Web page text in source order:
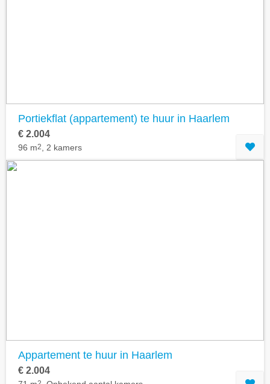
Portiekflat (appartement) te huur in Haarlem
€ 2.004
96 m2 , 2 kamers
Appartement te huur in Haarlem
€ 2.004